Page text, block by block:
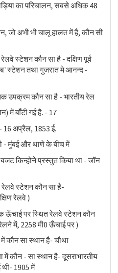
का परिचालन, सबसे अधिक 48
जो अभी भी चालू हालत में है, कौन सी
स्टेशन कौन सा है - दक्षिण पूर्व
स्टेशन तथा गुजरात मे आनन्द -
उपक्रम कौन सा है - भारतीय रेल
में बाँटी गई है. - 17
16 अप्रैल, 1853 ई.
- मुंबई और थाणे के बीच में
किन्होने प्रस्तुत किया था - जॉन
रेलवे स्टेशन कौन सा है-
रेलवे )
ऊँचाई पर स्थित रेलवे स्टेशन कौन
में, 2258 मी0 ऊँचाई पर )
कौन सा स्थान है- चौथा
में कौन - सा स्थान है- दूसराभारतीय
थी- 1905 में